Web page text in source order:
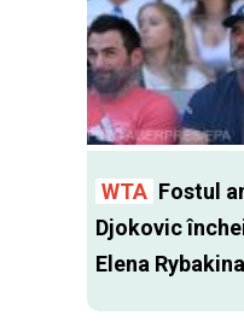
WTA Fostul
Djokovic
Elena Rybakina